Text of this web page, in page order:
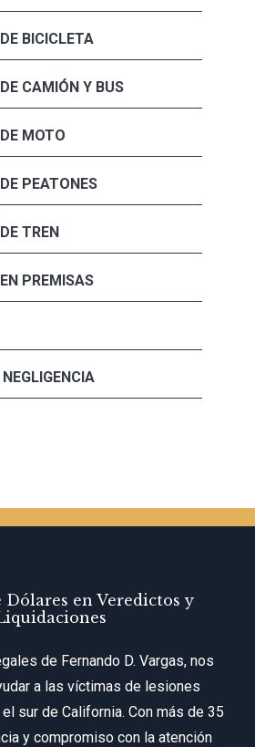
BICICLETA
CAMIÓN Y BUS
MOTO
PEATONES
TREN
PREMISAS
en Veredictos y
de Fernando D. Vargas, nos
a las víctimas de lesiones
sur de California. Con más de 35
y compromiso con la atención